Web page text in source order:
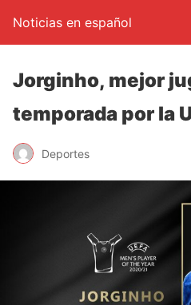
Noticias en español
Jorginho, mejor
temporada por la
Deportes